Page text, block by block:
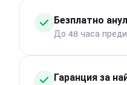
Безплатно
До 48 часа
Гаранция за